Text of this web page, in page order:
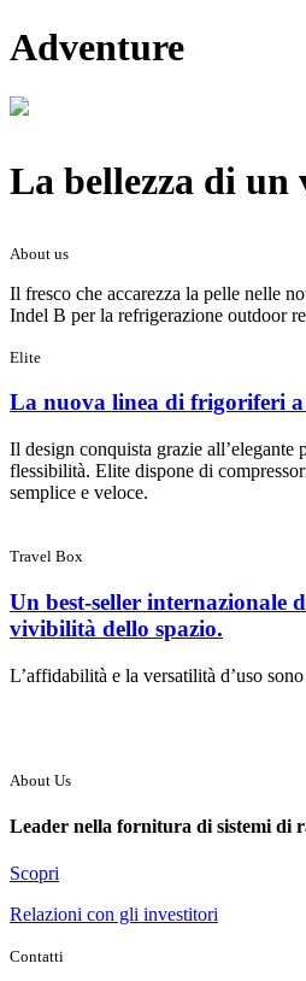
Adventure
La bellezza di un
About us
Il fresco che accarezza la pelle nelle
Indel B per la refrigerazione outdoor
Elite
La nuova linea di frigoriferi a
Il design conquista grazie
flessibilità. Elite dispone di
semplice e veloce.
Travel Box
Un best-seller internazionale
vivibilità dello spazio.
L’affidabilità e la versatilità d’uso
About Us
Leader nella fornitura di sistemi di
Scopri
Relazioni con gli investitori
Contatti